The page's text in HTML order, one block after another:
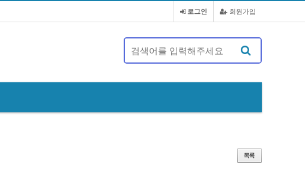
회원가입
로그인